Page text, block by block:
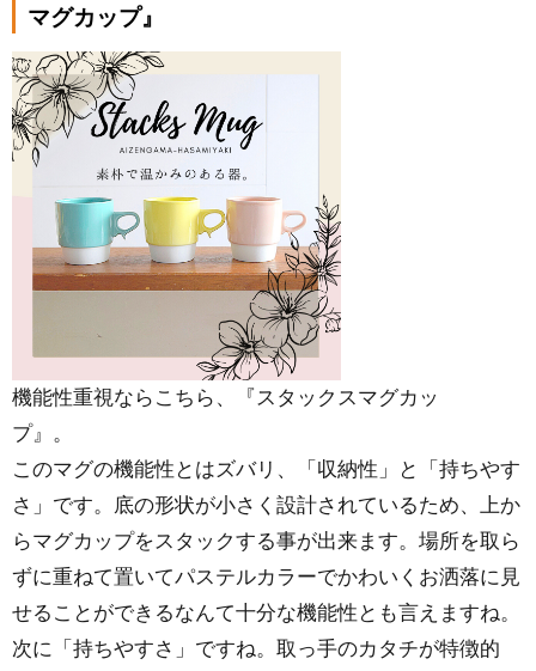
マグカップ』
機能性重視ならこちら、『スタックスマグカッ
プ』
このマグの機能性とはズバリ、「収納性」と「持ちやす
さ」です。底の形状が小さく設計されているため、上か
らマグカップをスタックする事が出来ます。場所を取ら
ずに重ねて置いてパステルカラーでかわいくお洒落に見
せることができるなんて十分な機能性とも言えますね。
次に「持ちやすさ」ですね。取っ手のカタチが特徴的